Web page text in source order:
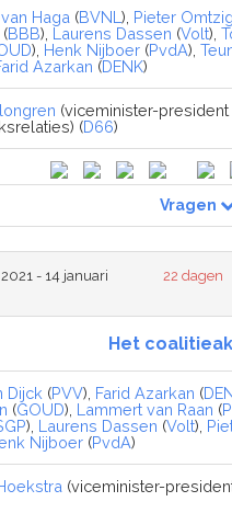
Haga (BVNL ), Pieter
(BBB), Laurens Dassen (Volt),
), Henk Nijboer (PvdA),
Azarkan (DENK)
(viceminister-
(D66)
Vragen
- 14 januari
22 dagen
Het
Dijck (PVV), Farid Azarkan (
(GOUD), Lammert van Raan (
), Laurens Dassen (Volt),
Nijboer (PvdA)
(viceminister-